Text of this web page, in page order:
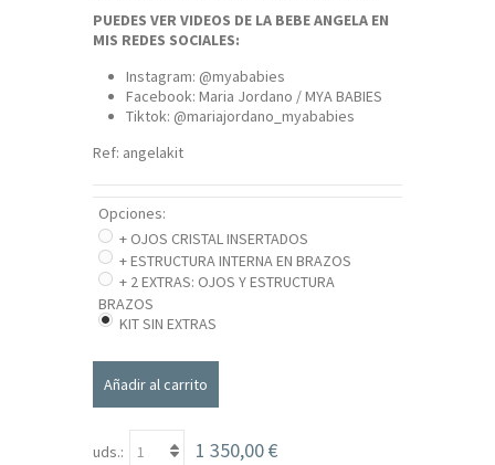
PUEDES VER VIDEOS DE LA BEBE ANGELA EN
MIS REDES SOCIALES:
Instagram: @myababies
Facebook: Maria Jordano / MYA BABIES
Tiktok: @mariajordano_myababies
Ref: angelakit
Opciones:
+ OJOS CRISTAL INSERTADOS
+ ESTRUCTURA INTERNA EN BRAZOS
+ 2 EXTRAS: OJOS Y ESTRUCTURA
BRAZOS
KIT SIN EXTRAS
Añadir al carrito
uds.: 1 350,00 €